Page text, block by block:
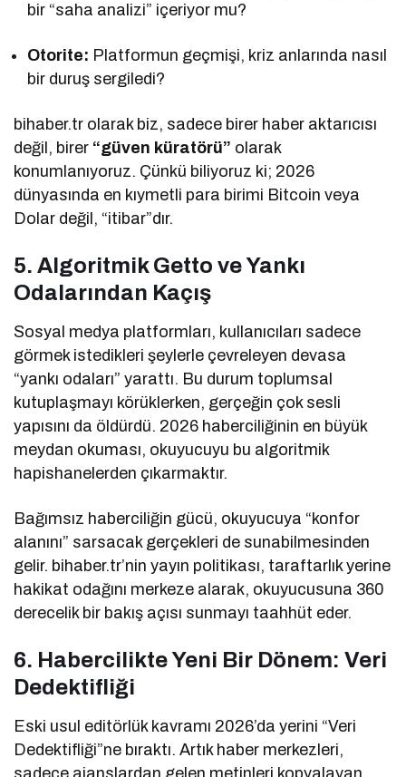
bir “saha analizi” içeriyor mu?
Otorite: Platformun geçmişi, kriz anlarında nasıl
bir duruş sergiledi?
bihaber.tr olarak biz, sadece birer haber aktarıcısı
değil, birer “güven küratörü” olarak
konumlanıyoruz. Çünkü biliyoruz ki; 2026
dünyasında en kıymetli para birimi Bitcoin veya
Dolar değil, “itibar”dır.
5. Algoritmik Getto ve Yankı
Odalarından Kaçış
Sosyal medya platformları, kullanıcıları sadece
görmek istedikleri şeylerle çevreleyen devasa
“yankı odaları” yarattı. Bu durum toplumsal
kutuplaşmayı körüklerken, gerçeğin çok sesli
yapısını da öldürdü. 2026 haberciliğinin en büyük
meydan okuması, okuyucuyu bu algoritmik
hapishanelerden çıkarmaktır.
Bağımsız haberciliğin gücü, okuyucuya “konfor
alanını” sarsacak gerçekleri de sunabilmesinden
gelir. bihaber.tr’nin yayın politikası, taraftarlık yerine
hakikat odağını merkeze alarak, okuyucusuna 360
derecelik bir bakış açısı sunmayı taahhüt eder.
6. Habercilikte Yeni Bir Dönem: Veri
Dedektifliği
Eski usul editörlük kavramı 2026’da yerini “Veri
Dedektifliği”ne bıraktı. Artık haber merkezleri,